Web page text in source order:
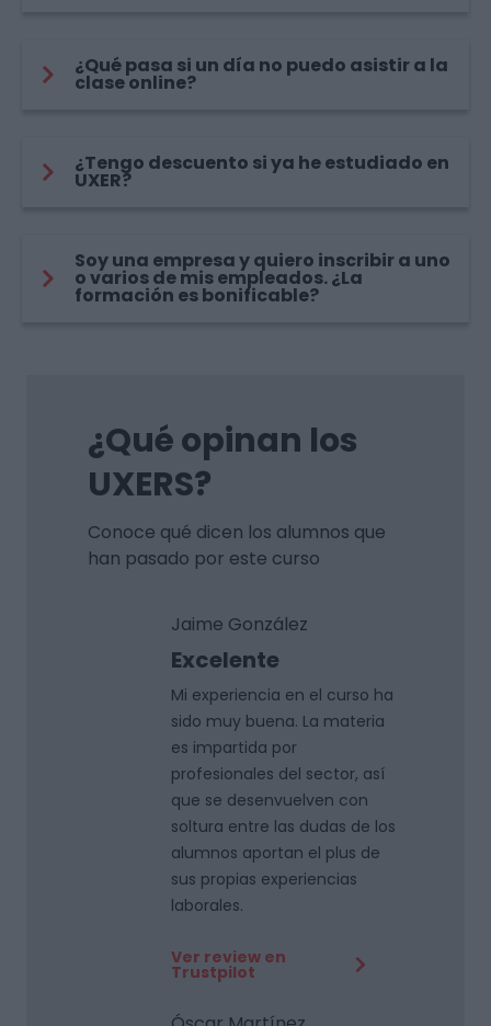
¿Qué pasa si un día no puedo asistir a la
clase online?
¿Tengo descuento si ya he estudiado en
UXER?
Soy una empresa y quiero inscribir a uno
o varios de mis empleados. ¿La
formación es bonificable?
¿Qué opinan los
UXERS?
Conoce qué dicen los alumnos que
han pasado por este curso
Jaime González
Excelente
Mi experiencia en el curso ha
sido muy buena. La materia
es impartida por
profesionales del sector, así
que se desenvuelven con
soltura entre las dudas de los
alumnos aportan el plus de
sus propias experiencias
laborales.
Ver review en
Trustpilot